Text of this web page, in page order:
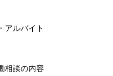
アルバイト
相談の内容